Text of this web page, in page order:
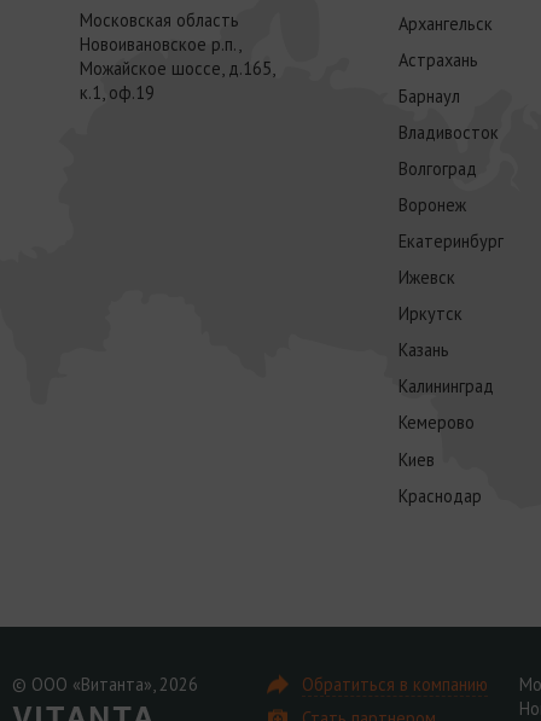
Московская область
Новоивановское р.п.,
Можайское шоссе, д.165,
к.1, оф.19
Архангельск
Астрахань
Барнаул
Владивосток
Волгоград
Воронеж
Екатеринбург
Ижевск
Иркутск
Казань
Калининград
Кемерово
Киев
Краснодар
© ООО «Витанта», 2026
Обратиться в компанию